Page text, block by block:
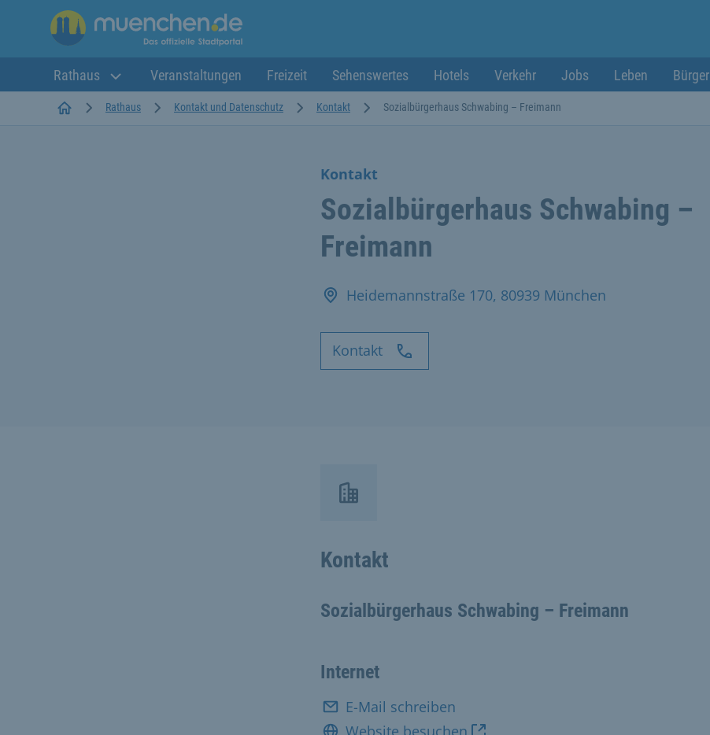
Rathaus Veranstaltungen Freizeit Sehenswertes Hotels Verkehr Jobs Leben
StartseiteRathaus Kontakt und Datenschutz Kontakt Sozialbürgerhaus Schwabing – Freimann
Kontakt
Sozialbürgerhaus Schwabing –
Freimann
Heidemannstraße 170, 80939 München
Kontakt
Kontakt
Sozialbürgerhaus Schwabing – Freimann
Internet
E-Mail schreiben
Website besuchen